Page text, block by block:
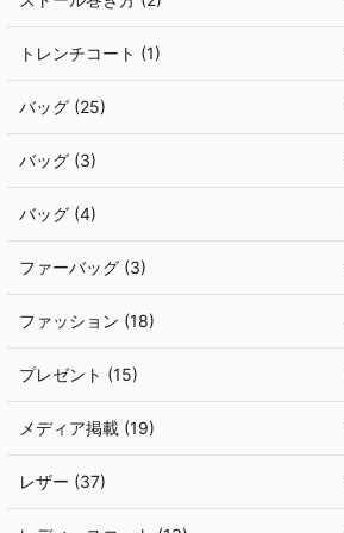
トレンチコート (1)
バッグ (25)
バッグ (3)
バッグ (4)
ファーバッグ (3)
ファッション (18)
プレゼント (15)
メディア掲載 (19)
レザー (37)